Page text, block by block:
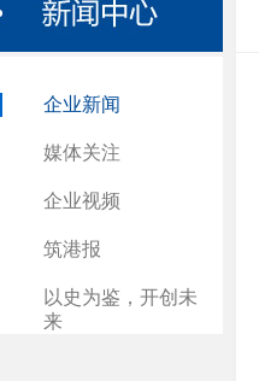
企业新闻
媒体关注
企业视频
筑港报
以史为鉴，开创未
来